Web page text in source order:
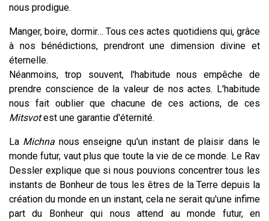
nous prodigue.
Manger, boire, dormir… Tous ces actes quotidiens qui, grâce
à nos bénédictions, prendront une dimension divine et
éternelle.
Néanmoins, trop souvent, l'habitude nous empêche de
prendre conscience de la valeur de nos actes. L'habitude
nous fait oublier que chacune de ces actions, de ces
Mitsvotest une garantie d'éternité.
La Michna nous enseigne qu'un instant de plaisir dans le
monde futur, vaut plus que toute la vie de ce monde. Le Rav
Dessler explique que si nous pouvions concentrer tous les
instants de Bonheur de tous les êtres de la Terre depuis la
création du monde en un instant, cela ne serait qu'une infime
part du Bonheur qui nous attend au monde futur, en